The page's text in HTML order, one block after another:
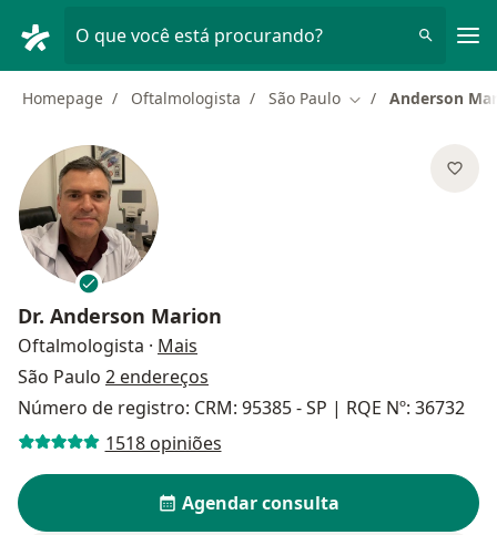
O que você está procurando?
Homepage Oftalmologista São Paulo Mudar de cidade
Anderson
Dr. Anderson Marion
Oftalmologista · Mais
São Paulo 2 endereços
Número de registro: CRM: 95385 - SP | RQE Nº: 36732
1518 opiniões
Agendar consulta